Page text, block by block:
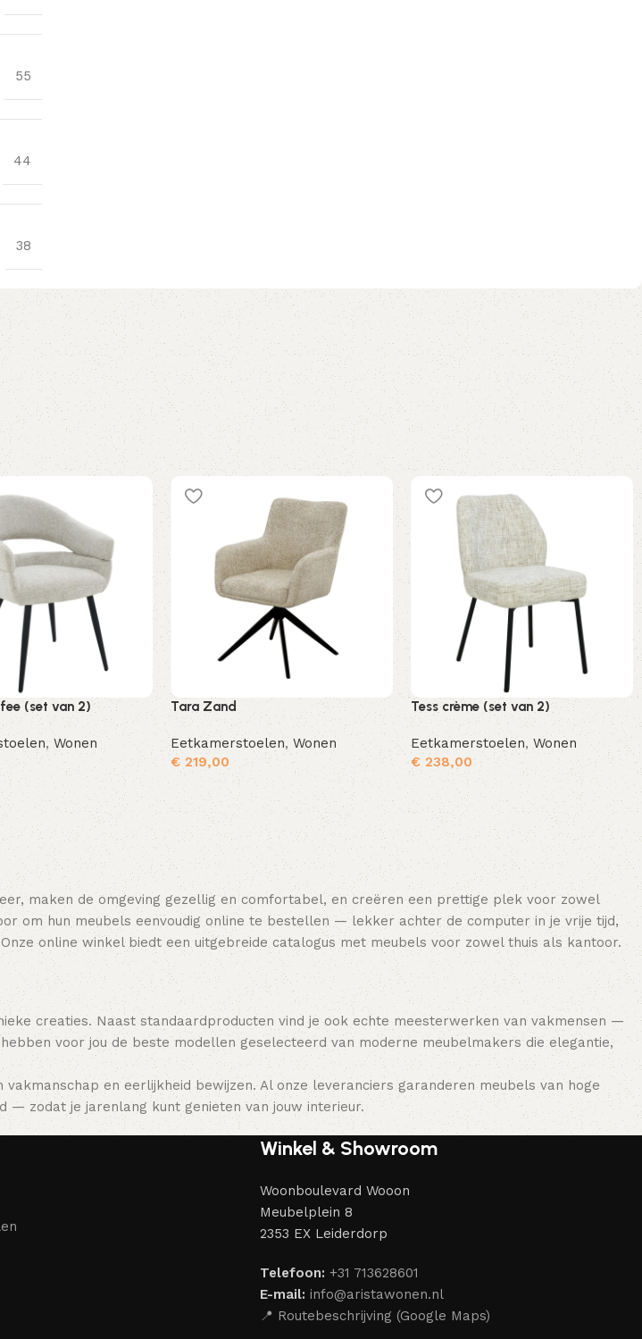
55
44
38
(set van 2)
,Wonen
Toevoegen aan winkelwagen
Tara Zand
Eetkamerstoelen,Wonen
€ 219,00
Toevoegen aan winkelwagen
Tess crème (set van 2)
Eetkamerstoelen,Wonen
€ 238,00
Toevoegen aan winkelwagen
maken de omgeving gezellig en comfortabel, en creëren een prettige plek voor zowel
om hun meubels eenvoudig online te bestellen — lekker achter de computer in je vrije tijd,
online winkel biedt een uitgebreide catalogus met meubels voor zowel thuis als kantoor.
creaties. Naast standaardproducten vind je ook echte meesterwerken van vakmensen —
voor jou de beste modellen geselecteerd van moderne meubelmakers die elegantie,
en eerlijkheid bewijzen. Al onze leveranciers garanderen meubels van hoge
— zodat je jarenlang kunt genieten van jouw interieur.
Winkel & Showroom
Woonboulevard Wooon
Meubelplein 8
2353 EX Leiderdorp
Telefoon: +31 713628601
E-mail: info@aristawonen.nl
📍 Routebeschrijving (Google Maps)